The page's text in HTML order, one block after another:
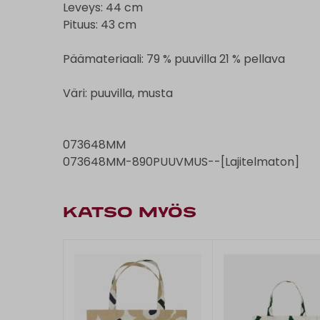
Leveys: 44 cm
Pituus: 43 cm
Päämateriaali: 79 % puuvilla 21 % pellava
Väri: puuvilla, musta
073648MM
073648MM-890PUUVMUS--[Lajitelmaton]
KATSO MYÖS